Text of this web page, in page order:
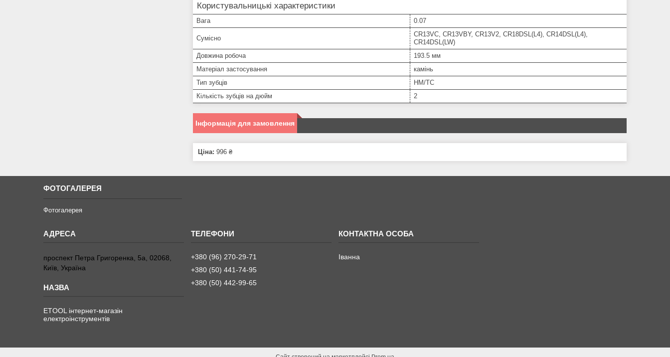
Користувальницькі характеристики
Вага 0.07
Сумісно
CR13VC, CR13VBY, CR13V2, CR18DSL(L4), CR14DSL(L4),
CR14DSL(LW)
Довжина робоча
193.5 мм
Матеріал застосування
камінь
Тип зубців
HM/TC
Кількість зубців на дюйм
2
Інформація для замовлення
Ціна: 996 ₴
ФОТОГАЛЕРЕЯ
Фотогалерея
проспект Петра Григоренка, 5а, 02068,
Київ, Україна
ETOOL інтернет-магазін
електроінструментів
+380 (96) 270-29-71
+380 (50) 441-74-95
+380 (50) 442-99-65
Іванна